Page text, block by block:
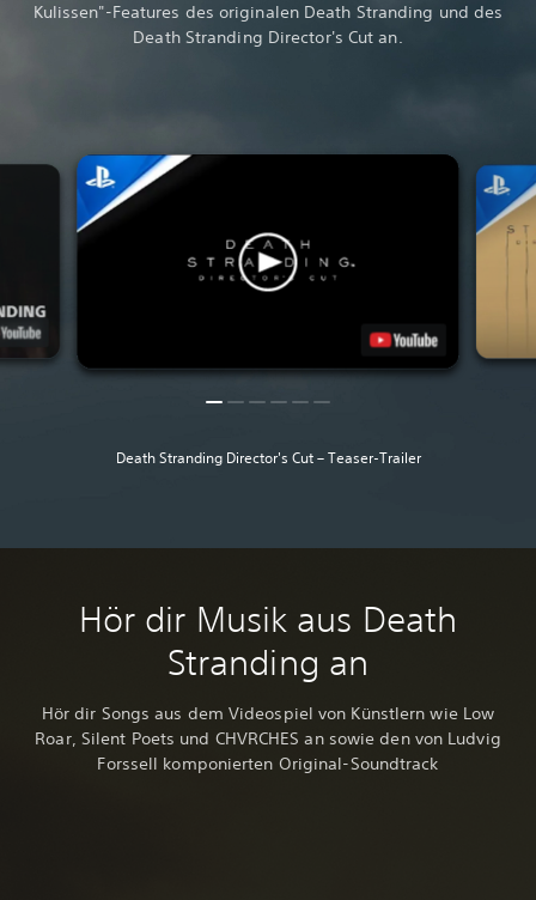
Kulissen"-Features des originalen Death Stranding und des
Death Stranding Director's Cut an.
Death Stranding Director's Cut – Teaser-Trailer
Hör dir Musik aus Death
Stranding an
Hör dir Songs aus dem Videospiel von Künstlern wie Low
Roar, Silent Poets und CHVRCHES an sowie den von Ludvig
Forssell komponierten Original-Soundtrack